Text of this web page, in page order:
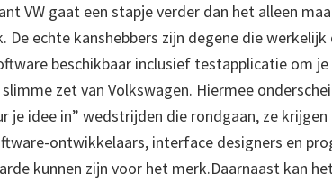
VW gaat een stapje verder dan het alleen
De echte kanshebbers zijn degene die
beschikbaar inclusief testapplicatie om
zet van Volkswagen. Hiermee
je idee in” wedstrijden die rondgaan, ze
ontwikkelaars, interface designers en
kunnen zijn voor het merk.Daarnaast kan